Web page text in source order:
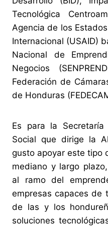
Tecnológica
Agencia de los
Internacional (USAID)
Nacional de
Negocios
Federación de
de Honduras
Es para la
Social que dirige la
gusto apoyar este tipo
mediano y largo
al ramo del
empresas capaces de
de las y los
soluciones